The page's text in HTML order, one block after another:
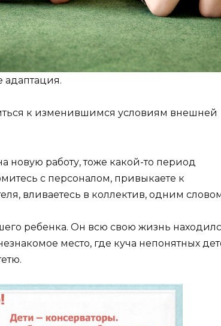
адаптация.
к изменившимся условиям внешней
новую работу, тоже какой-то период
с персоналом, привыкаете к
вливаетесь в коллектив, одним
ребенка. Он всю свою жизнь
место, где куча непонятных